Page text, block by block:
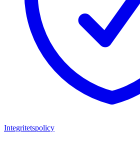
Integritetspolicy